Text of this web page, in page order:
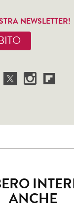
NEWSLETTER!
ANCHE